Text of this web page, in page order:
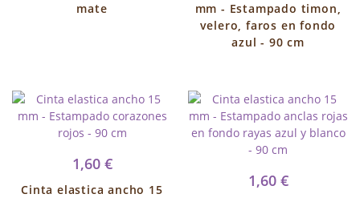
mate
mm - Estampado timon,
velero, faros en fondo
azul - 90 cm
1,60 €
Cinta elastica ancho 15
1,60 €